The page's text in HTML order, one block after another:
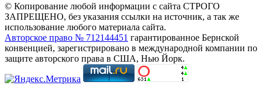
© Копирование любой информации с сайта СТРОГО
ЗАПРЕЩЕНО, без указания ссылки на источник, а так же
использование любого материала сайта.
Авторское право № 712144451 гарантированное Бернской
конвенцией, зарегистрировано в международной компании по
защите авторского права в США, Нью Йорк.